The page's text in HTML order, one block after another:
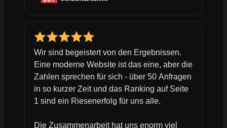
Wir sind begeistert von den Ergebnissen.
Eine moderne Website ist das eine, aber die
Zahlen sprechen für sich - über 50 Anfragen
in so kurzer Zeit und das Ranking auf Seite
1 sind ein Riesenerfolg für uns alle.
Die Zusammenarbeit hat uns enorm viel